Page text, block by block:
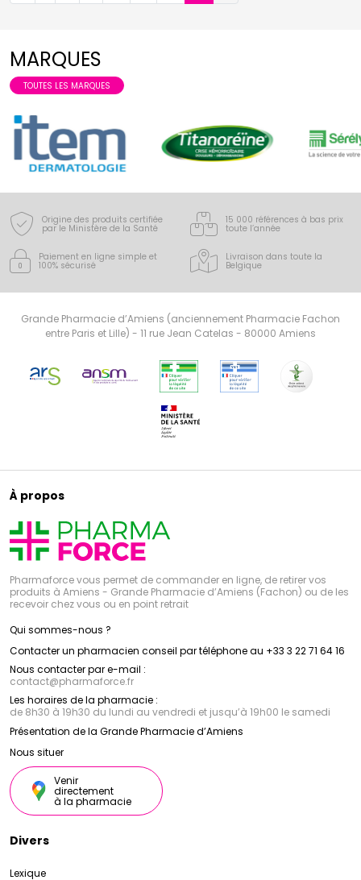
MARQUES
TOUTES LES MARQUES
Origine des produits certifiée
par le Ministère de la Santé
15 000 références à bas prix
toute l’année
Paiement en ligne simple et
100% sécurisé
Livraison dans toute la
Belgique
Grande Pharmacie d’Amiens (anciennement Pharmacie Fachon
entre Paris et Lille) - 11 rue Jean Catelas - 80000 Amiens
À propos
Pharmaforce vous permet de commander en ligne, de retirer vos
produits à Amiens - Grande Pharmacie d’Amiens (Fachon) ou de les
recevoir chez vous ou en point retrait
Qui sommes-nous ?
Contacter un pharmacien conseil par téléphone au +33 3 22 71 64 16
Nous contacter par e-mail :
contact@pharmaforce.fr
Les horaires de la pharmacie :
de 8h30 à 19h30 du lundi au vendredi et jusqu’à 19h00 le samedi
Présentation de la Grande Pharmacie d’Amiens
Nous situer
Venir
directement
à la pharmacie
Divers
Lexique